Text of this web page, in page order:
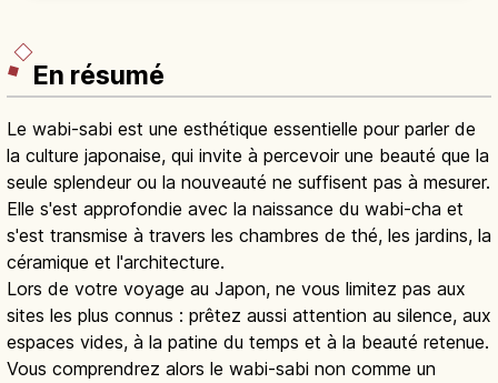
En résumé
Le wabi-sabi est une esthétique essentielle pour parler de
la culture japonaise, qui invite à percevoir une beauté que la
seule splendeur ou la nouveauté ne suffisent pas à mesurer.
Elle s'est approfondie avec la naissance du wabi-cha et
s'est transmise à travers les chambres de thé, les jardins, la
céramique et l'architecture.
Lors de votre voyage au Japon, ne vous limitez pas aux
sites les plus connus : prêtez aussi attention au silence, aux
espaces vides, à la patine du temps et à la beauté retenue.
Vous comprendrez alors le wabi-sabi non comme un